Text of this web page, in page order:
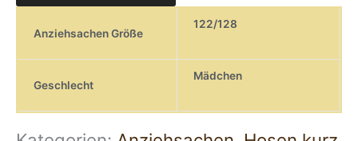
Anziehsachen Größe
122/128
Geschlecht
Mädchen